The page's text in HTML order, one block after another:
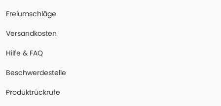
Freiumschläge
Versandkosten
Hilfe & FAQ
Beschwerdestelle
Produktrückrufe